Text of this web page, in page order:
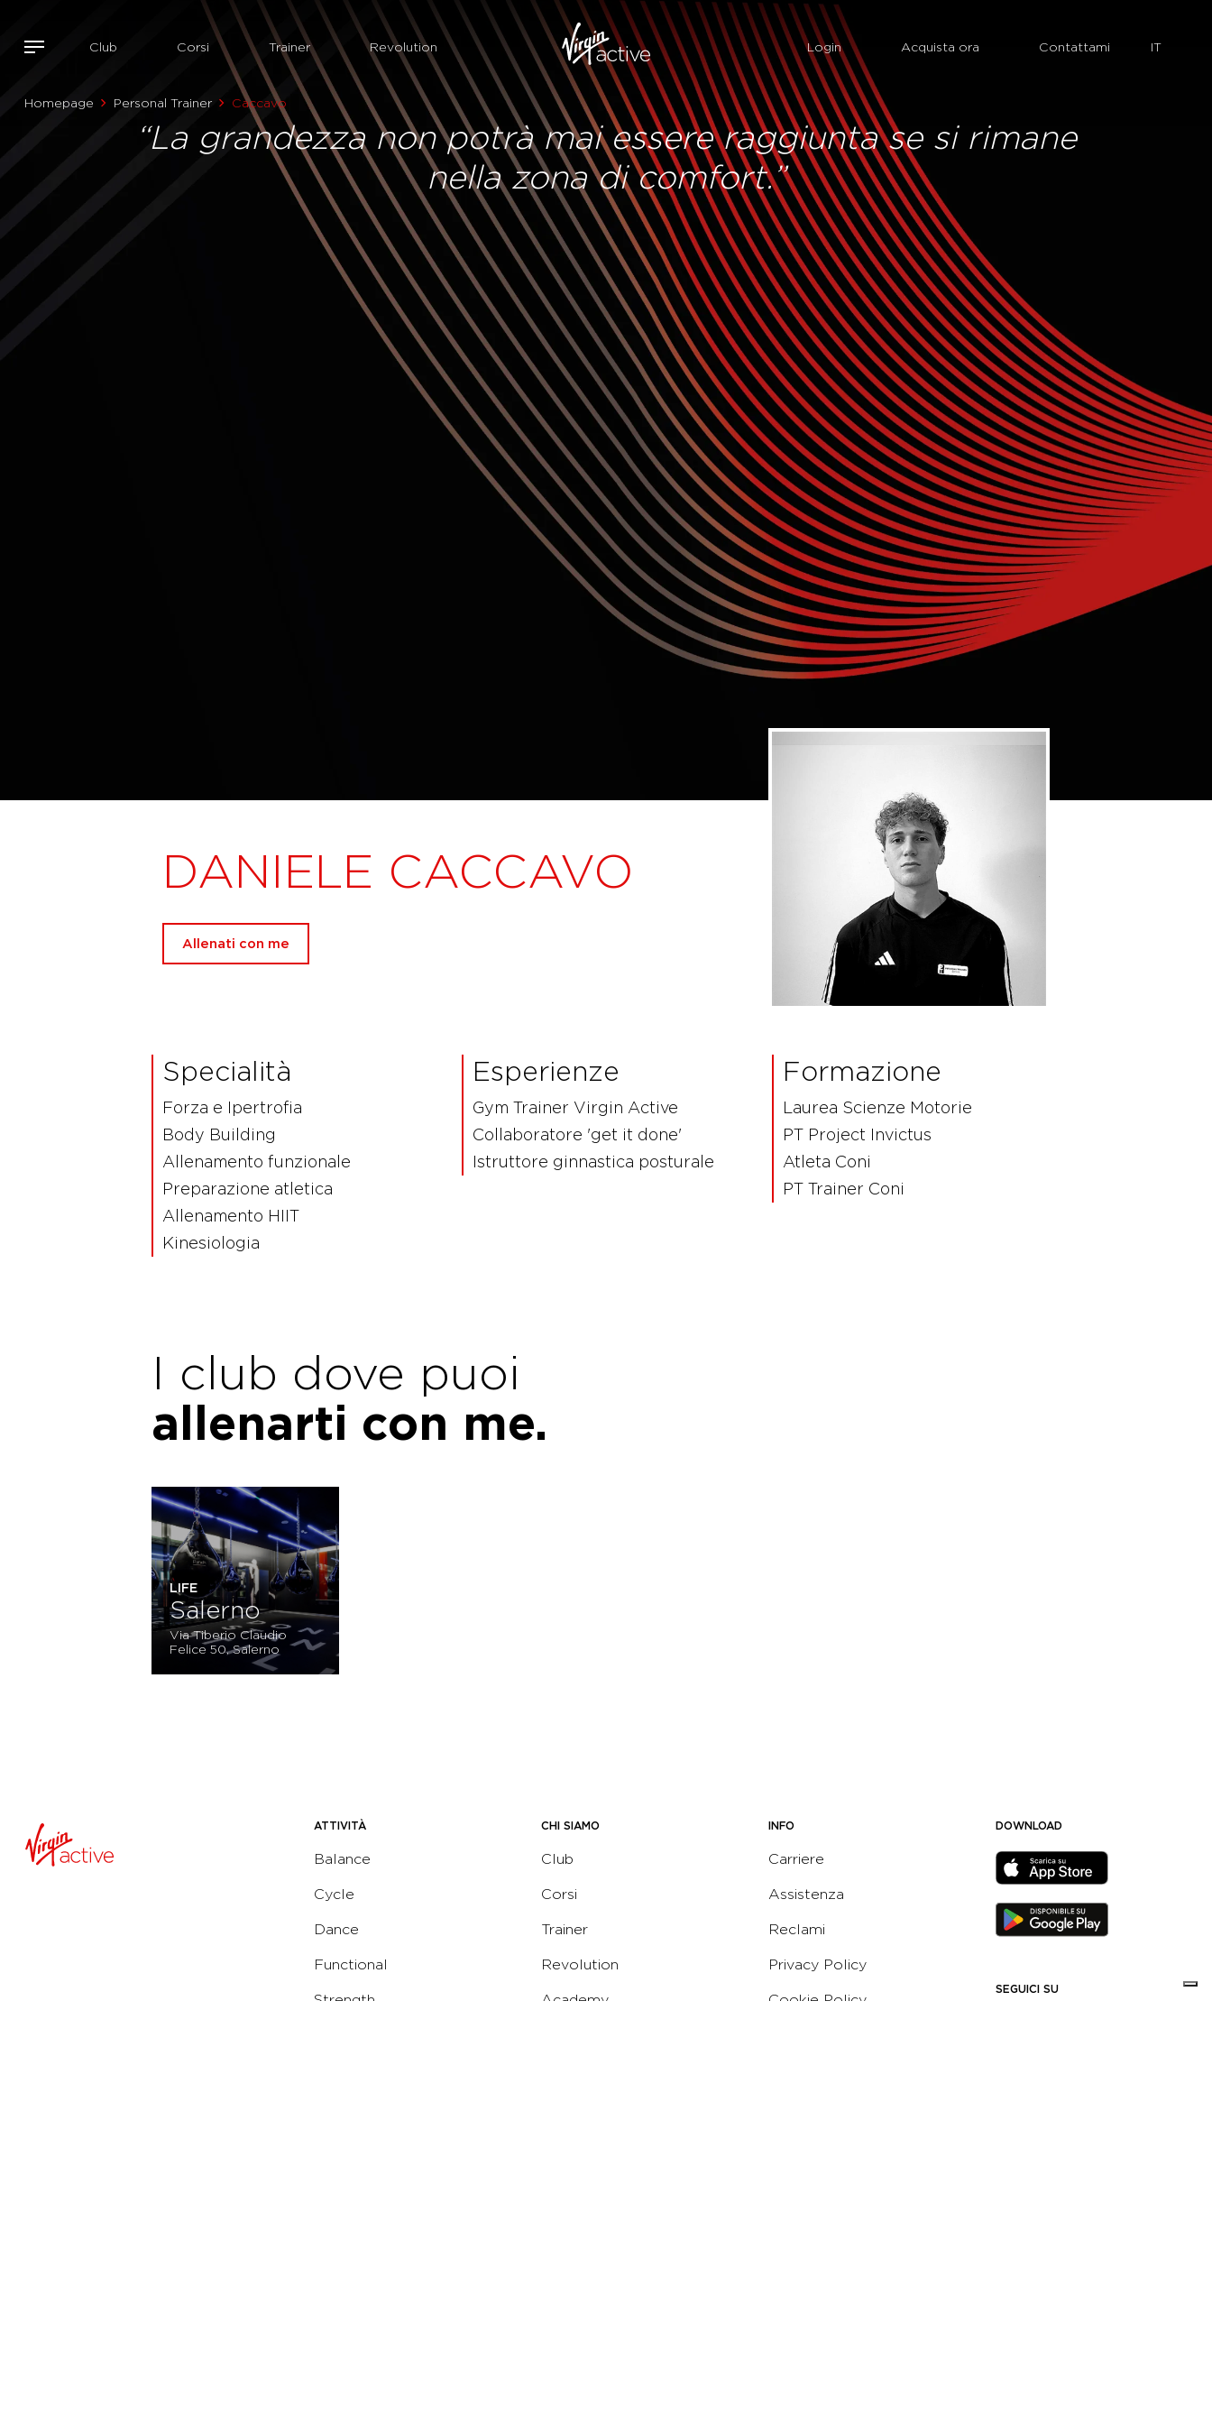
Club Corsi Trainer Revolution Login Acquista ora Contattami
Homepage Personal Trainer Caccavo
“La grandezza non potrà mai essere raggiunta se si rimane
nella zona di comfort.”
DANIELE CACCAVO
Allenati con me
Specialità
Forza e Ipertrofia
Body Building
Allenamento funzionale
Preparazione atletica
Allenamento HIIT
Kinesiologia
Esperienze
Gym Trainer Virgin Active
Collaboratore 'get it done'
Istruttore ginnastica posturale
Formazione
Laurea Scienze Motorie
PT Project Invictus
Atleta Coni
PT Trainer Coni
I club dove puoi
allenarti con me.
LIFE
Salerno
Via Tiberio Claudio
Felice 50, Salerno
ATTIVITÀ
Balance
Cycle
Dance
Functional
Strength
CHI SIAMO
Club
Corsi
Trainer
Revolution
Academy
INFO
Carriere
Assistenza
Reclami
Privacy Policy
Cookie Policy
DOWNLOAD
SEGUICI SU